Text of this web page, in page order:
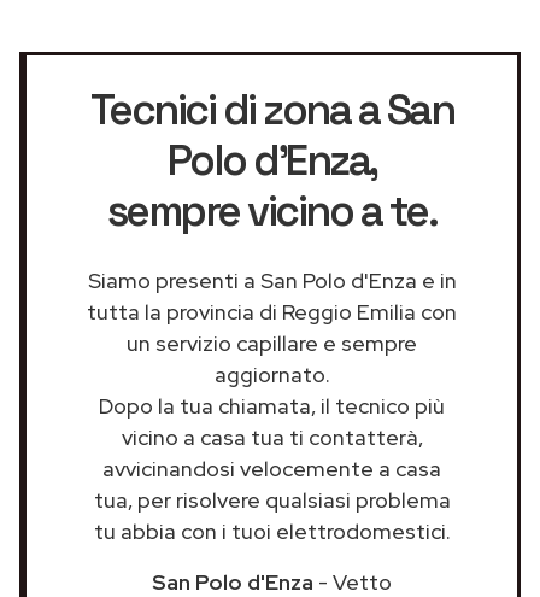
Tecnici di zona a San
Polo d'Enza,
sempre vicino a te.
Siamo presenti a San Polo d'Enza e in
tutta la provincia di Reggio Emilia con
un servizio capillare e sempre
aggiornato.
Dopo la tua chiamata, il tecnico più
vicino a casa tua ti contatterà,
avvicinandosi velocemente a casa
tua, per risolvere qualsiasi problema
tu abbia con i tuoi elettrodomestici.
San Polo d'Enza - Vetto